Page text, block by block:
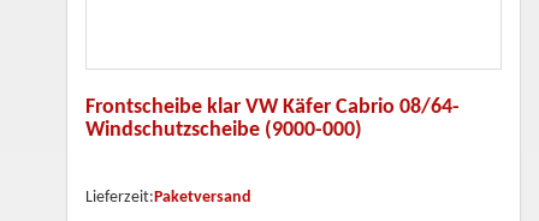
Frontscheibe klar VW Käfer Cabrio 08/64-
Windschutzscheibe (9000-000)
Lieferzeit: Paketversand